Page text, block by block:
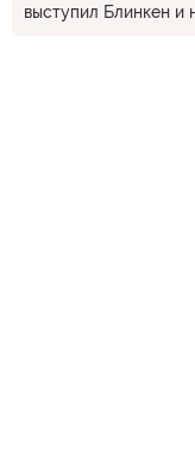
выступил Блинкен и